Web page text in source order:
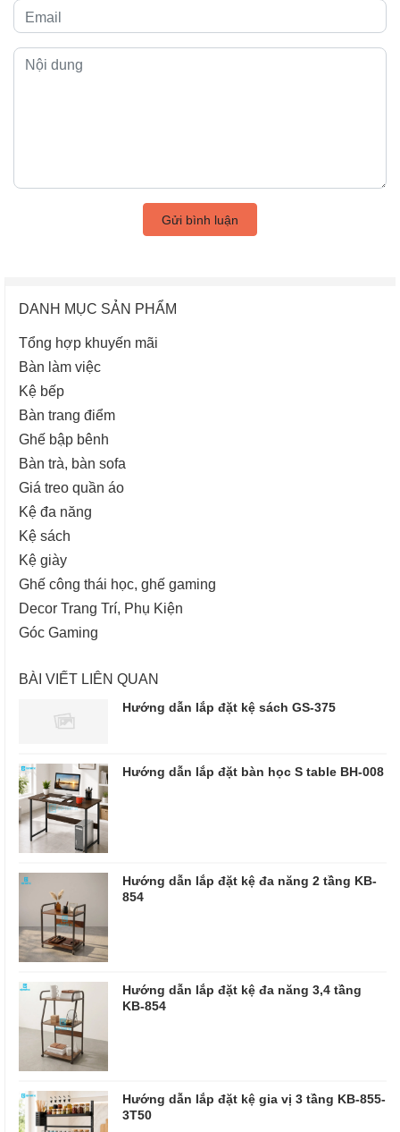
Gửi bình luận
DANH MỤC SẢN PHẨM
Tổng hợp khuyến mãi
Bàn làm việc
Kệ bếp
Bàn trang điểm
Ghế bập bênh
Bàn trà, bàn sofa
Giá treo quần áo
Kệ đa năng
Kệ sách
Kệ giày
Ghế công thái học, ghế gaming
Decor Trang Trí, Phụ Kiện
Góc Gaming
BÀI VIẾT LIÊN QUAN
Hướng dẫn lắp đặt kệ sách GS-375
Hướng dẫn lắp đặt bàn học S table BH-008
Hướng dẫn lắp đặt kệ đa năng 2 tầng KB-
854
Hướng dẫn lắp đặt kệ đa năng 3,4 tầng
KB-854
Hướng dẫn lắp đặt kệ gia vị 3 tầng KB-855-
3T50